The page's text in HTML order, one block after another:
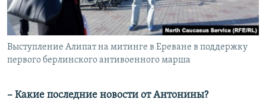
Выступление Алипат на митинге в Ереване в поддержку
первого берлинского антивоенного марша
– Какие последние новости от Антонины?